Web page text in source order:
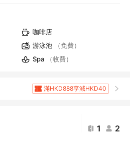
咖啡店
游泳池
（免費）
Spa （收費）
滿HKD888享減HKD40
滿HKD800享減HKD50
1 2